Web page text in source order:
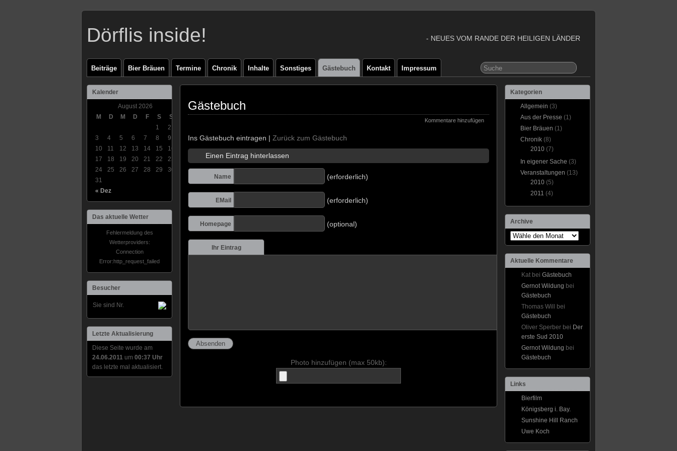
Dörflis inside! - NEUES VOM RANDE DER HEILIGEN LÄNDER
Beiträge Bier Bräuen Termine Chronik Inhalte Sonstiges Gästebuch Kontakt Impressum
Kalender
August 2026
M
D M D F S S
« Dez
1
2
3
4 5 6 7 8
9
10
11 12 13 14 15
16
17
18 19 20 21 22
23
24
25 26 27 28 29
30
31
Das aktuelle Wetter
Fehlermeldung des
Wetterproviders:
Connection
Error:http_request_failed
Besucher
Sie sind Nr.
Letzte Aktualisierung
Diese Seite wurde am
24.06.2011 um 00:37 Uhr
das letzte mal aktualisiert.
Gästebuch
Kommentare hinzufügen
Ins Gästebuch eintragen | Zurück zum Gästebuch
Einen Eintrag hinterlassen
Name (erforderlich)
EMail (erforderlich)
Homepage (optional)
Ihr Eintrag
Photo hinzufügen (max 50kb):
Kategorien
Allgemein (3)
Aus der Presse (1)
Bier Bräuen (1)
Chronik (8)
2010 (7)
In eigener Sache (3)
Veranstaltungen (13)
2010 (5)
2011 (4)
Archive
Aktuelle Kommentare
Kat bei Gästebuch
Gernot Wildung bei
Gästebuch
Thomas Will bei
Gästebuch
Oliver Sperber bei Der
erste Sud 2010
Gernot Wildung bei
Gästebuch
Links
Bierfilm
Königsberg i. Bay.
Sunshine Hill Ranch
Uwe Koch